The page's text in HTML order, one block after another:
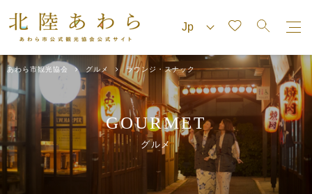
あわら市観光協会 グルメ ラウンジ・スナック
GOURMET
グルメ